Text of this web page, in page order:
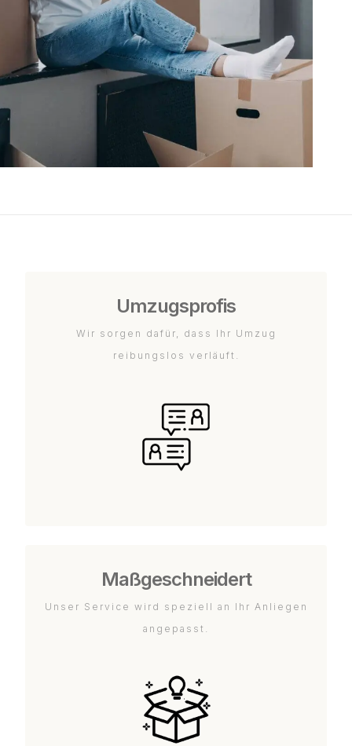
Umzugsprofis
Wir sorgen dafür, dass Ihr Umzug
reibungslos verläuft.
Maßgeschneidert
Unser Service wird speziell an Ihr Anliegen
angepasst.